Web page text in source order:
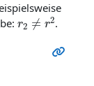
r2≠r2 .